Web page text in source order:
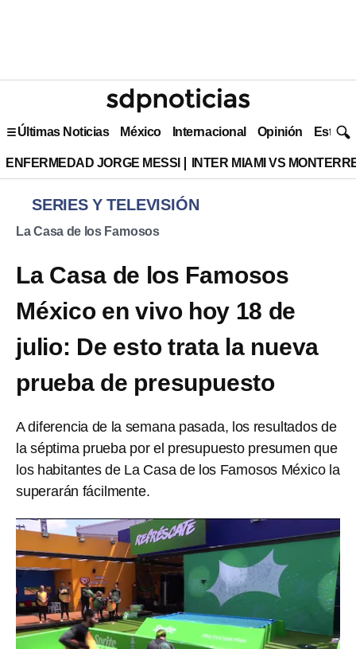
Últimas Noticias México Internacional Opinión Estilo
ENFERMEDAD JORGE MESSI INTER MIAMI VS
SERIES Y TELEVISIÓN
La Casa de los Famosos
La Casa de los Famosos
México en vivo hoy 18 de
julio: De esto trata la nueva
prueba de presupuesto
A diferencia de la semana pasada, los resultados de
la séptima prueba por el presupuesto presumen que
los habitantes de La Casa de los Famosos México la
superarán fácilmente.